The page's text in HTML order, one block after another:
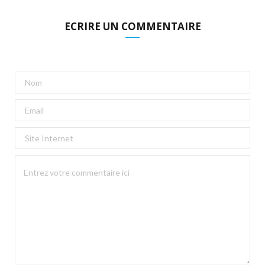
ECRIRE UN COMMENTAIRE